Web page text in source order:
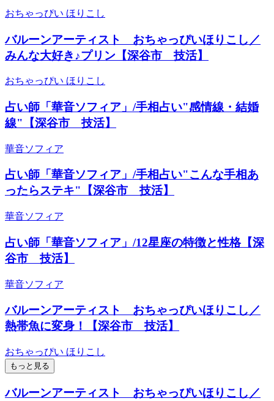
おちゃっぴい ほりこし
バルーンアーティスト おちゃっぴいほりこし／
みんな大好き♪プリン【深谷市 技活】
おちゃっぴい ほりこし
占い師「華音ソフィア」/手相占い"感情線・結婚
線"【深谷市 技活】
華音ソフィア
占い師「華音ソフィア」/手相占い"こんな手相あ
ったらステキ"【深谷市 技活】
華音ソフィア
占い師「華音ソフィア」/12星座の特徴と性格【深
谷市 技活】
華音ソフィア
バルーンアーティスト おちゃっぴいほりこし／
熱帯魚に変身！【深谷市 技活】
おちゃっぴい ほりこし
もっと見る
バルーンアーティスト おちゃっぴいほりこし／